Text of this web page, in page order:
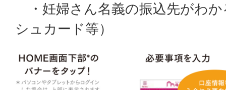
・妊婦さん名義の振込先がわ
シュカード等）